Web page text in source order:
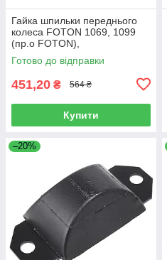
Гайка шпильки переднього
колеса FOTON 1069, 1099
(пр.о FOTON),
1106930003404
Готово до відправки
451,20 ₴ 564 ₴
Купити
–20%